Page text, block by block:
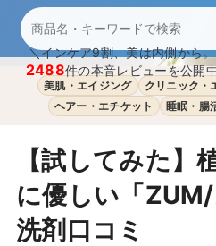
＼インケア9割、美は内側から
2488件の本音レビューを公開中
美肌・エイジング クリニック・
ヘアー・エチケット
睡眠・腸
【試してみた】
に優しい「
洗剤口コミ